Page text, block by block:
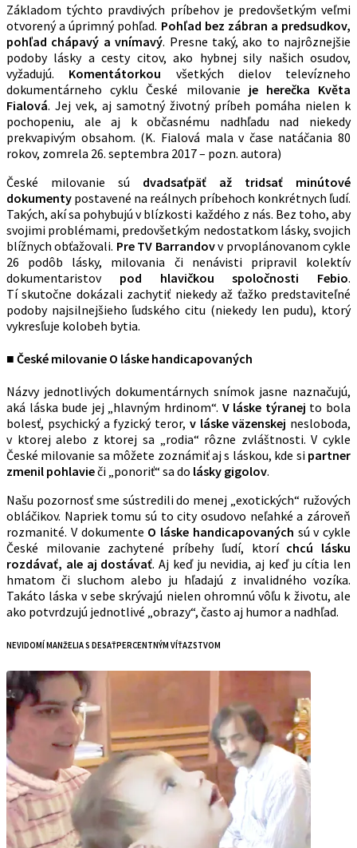
Základom týchto pravdivých príbehov je predovšetkým veľmi
otvorený a úprimný pohľad. Pohľad bez zábran a predsudkov,
pohľad chápavý a vnímavý. Presne taký, ako to najrôznejšie
podoby lásky a cesty citov, ako hybnej sily našich osudov,
vyžadujú. Komentátorkou všetkých dielov televízneho
dokumentárneho cyklu České milovanie je herečka Květa
Fialová. Jej vek, aj samotný životný príbeh pomáha nielen k
pochopeniu, ale aj k občasnému nadhľadu nad niekedy
prekvapivým obsahom. (K. Fialová mala v čase natáčania 80
rokov, zomrela 26. septembra 2017 – pozn. autora)
České milovanie sú dvadsaťpäť až tridsať minútové
dokumenty postavené na reálnych príbehoch konkrétnych ľudí.
Takých, akí sa pohybujú v blízkosti každého z nás. Bez toho, aby
svojimi problémami, predovšetkým nedostatkom lásky, svojich
blížnych obťažovali. Pre TV Barrandovv prvoplánovanom cykle
26 podôb lásky, milovania či nenávisti pripravil kolektív
dokumentaristov pod hlavičkou spoločnosti Febio.
Tí skutočne dokázali zachytiť niekedy až ťažko predstaviteľné
podoby najsilnejšieho ľudského citu (niekedy len pudu), ktorý
vykresľuje kolobeh bytia.
■ České milovanie O láske handicapovaných
Názvy jednotlivých dokumentárnych snímok jasne naznačujú,
aká láska bude jej „hlavným hrdinom“. V láske týranej to bola
bolesť, psychický a fyzický teror, v láske väzenskej nesloboda,
v ktorej alebo z ktorej sa „rodia“ rôzne zvláštnosti. V cykle
České milovanie sa môžete zoznámiť aj s láskou, kde si partner
zmenil pohlavieči „ponoriť“ sa do lásky gigolov.
Našu pozornosť sme sústredili do menej „exotických“ ružových
obláčikov. Napriek tomu sú to city osudovo neľahké a zároveň
rozmanité. V dokumente O láske handicapovaných sú v cykle
České milovanie zachytené príbehy ľudí, ktorí chcú lásku
rozdávať, ale aj dostávať. Aj keď ju nevidia, aj keď ju cítia len
hmatom či sluchom alebo ju hľadajú z invalidného vozíka.
Takáto láska v sebe skrývajú nielen ohromnú vôľu k životu, ale
ako potvrdzujú jednotlivé „obrazy“, často aj humor a nadhľad.
NEVIDOMÍ MANŽELIA S DESAŤPERCENTNÝM VÍŤAZSTVOM